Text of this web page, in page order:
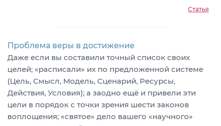
Статья
Проблема веры в достижение
Даже если вы составили точный список своих
целей; «расписали» их по предложенной системе
(Цель, Смысл, Модель, Сценарий, Ресурсы,
Действия, Условия); а заодно ещё и привели эти
цели в порядок с точки зрения шести законов
воплощения; «святое» дело вашего «научного»